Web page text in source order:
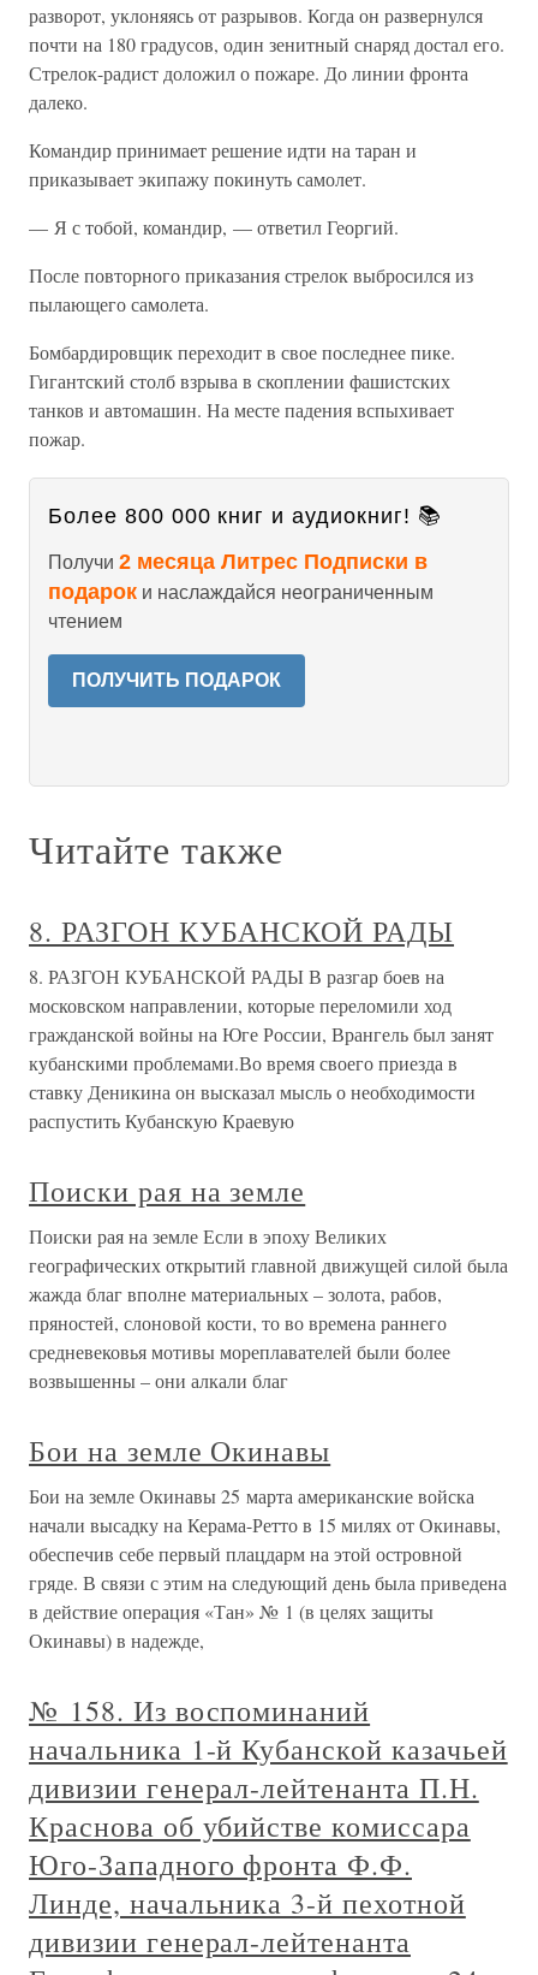
разворот, уклоняясь от разрывов. Когда он развернулся
почти на 180 градусов, один зенитный снаряд достал его.
Стрелок-радист доложил о пожаре. До линии фронта
далеко.
Командир принимает решение идти на таран и
приказывает экипажу покинуть самолет.
— Я с тобой, командир, — ответил Георгий.
После повторного приказания стрелок выбросился из
пылающего самолета.
Бомбардировщик переходит в свое последнее пике.
Гигантский столб взрыва в скоплении фашистских
танков и автомашин. На месте падения вспыхивает
пожар.
Более 800 000 книг и аудиокниг! 📚
Получи 2 месяца Литрес Подписки в
подарок и наслаждайся неограниченным
чтением
ПОЛУЧИТЬ ПОДАРОК
Читайте также
8. РАЗГОН КУБАНСКОЙ РАДЫ
8. РАЗГОН КУБАНСКОЙ РАДЫ В разгар боев на
московском направлении, которые переломили ход
гражданской войны на Юге России, Врангель был занят
кубанскими проблемами.Во время своего приезда в
ставку Деникина он высказал мысль о необходимости
распустить Кубанскую Краевую
Поиски рая на земле
Поиски рая на земле Если в эпоху Великих
географических открытий главной движущей силой была
жажда благ вполне материальных – золота, рабов,
пряностей, слоновой кости, то во времена раннего
средневековья мотивы мореплавателей были более
возвышенны – они алкали благ
Бои на земле Окинавы
Бои на земле Окинавы 25 марта американские войска
начали высадку на Керама-Ретто в 15 милях от Окинавы,
обеспечив себе первый плацдарм на этой островной
гряде. В связи с этим на следующий день была приведена
в действие операция «Тан» № 1 (в целях защиты
Окинавы) в надежде,
№ 158. Из воспоминаний
начальника 1-й Кубанской казачьей
дивизии генерал-лейтенанта П.Н.
Краснова об убийстве комиссара
Юго-Западного фронта Ф.Ф.
Линде, начальника 3-й пехотной
дивизии генерал-лейтенанта